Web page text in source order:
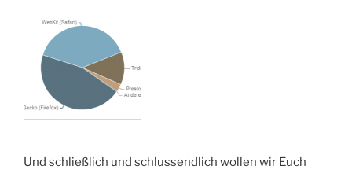
Und schließlich und schlussendlich wollen wir Euch